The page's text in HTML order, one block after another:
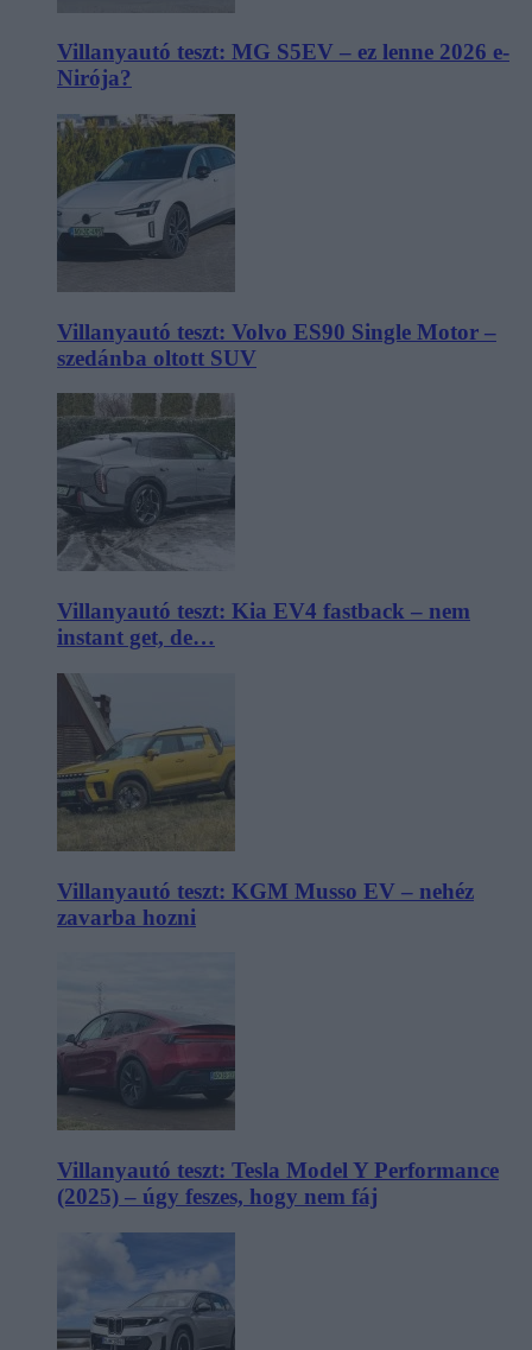
Villanyautó teszt: MG S5EV – ez lenne 2026 e-
Nirója?
Villanyautó teszt: Volvo ES90 Single Motor –
szedánba oltott SUV
Villanyautó teszt: Kia EV4 fastback – nem
instant get, de…
Villanyautó teszt: KGM Musso EV – nehéz
zavarba hozni
Villanyautó teszt: Tesla Model Y Performance
(2025) – úgy feszes, hogy nem fáj